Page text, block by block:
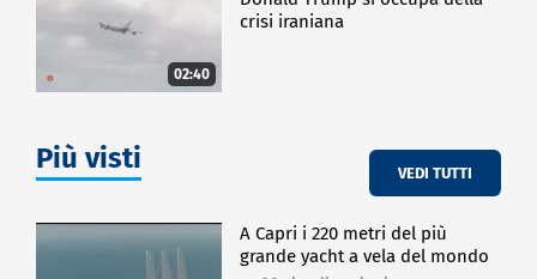
02:40
crisi iraniana
Più visti VEDI TUTTI
A Capri i 220 metri del più
grande yacht a vela del mondo